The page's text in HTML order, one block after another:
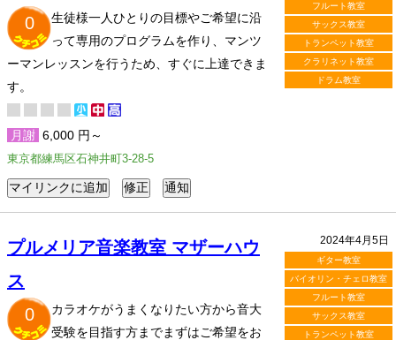
フルート教室
サックス教室
トランペット教室
クラリネット教室
ドラム教室
0
生徒様一人ひとりの目標やご希望に沿
って専用のプログラムを作り、マンツ
ーマンレッスンを行うため、すぐに上達できま
す。
月謝 6,000 円～
東京都練馬区石神井町3-28-5
2024年4月5日
ギター教室
バイオリン・チェロ教室
フルート教室
サックス教室
トランペット教室
プルメリア音楽教室 マザーハウ
ス
0
カラオケがうまくなりたい方から音大
受験を目指す方までまずはご希望をお